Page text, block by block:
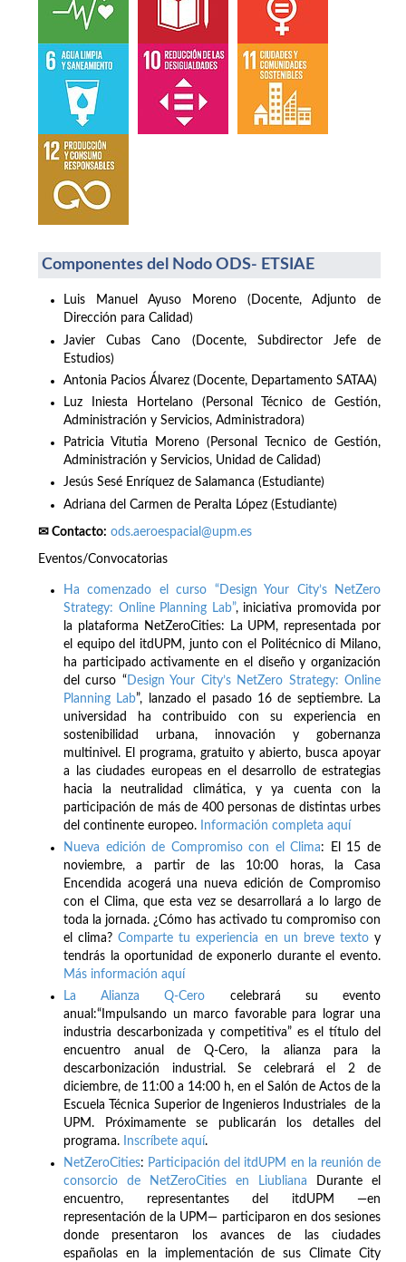
Componentes del Nodo ODS- ETSIAE
Luis Manuel Ayuso Moreno (Docente, Adjunto de
Dirección para Calidad)
Javier Cubas Cano (Docente, Subdirector Jefe de
Estudios)
Antonia Pacios Álvarez (Docente, Departamento SATAA)
Luz Iniesta Hortelano (Personal Técnico de Gestión,
Administración y Servicios, Administradora)
Patricia Vitutia Moreno (Personal Tecnico de Gestión,
Administración y Servicios, Unidad de Calidad)
Jesús Sesé Enríquez de Salamanca (Estudiante)
Adriana del Carmen de Peralta López (Estudiante)
✉ Contacto: ods.aeroespacial@upm.es
Eventos/Convocatorias
Ha comenzado el curso “Design Your City’s NetZero
Strategy: Online Planning Lab”, iniciativa promovida por
la plataforma NetZeroCities: La UPM, representada por
el equipo del itdUPM, junto con el Politécnico di Milano,
ha participado activamente en el diseño y organización
del curso “Design Your City’s NetZero Strategy: Online
Planning Lab”, lanzado el pasado 16 de septiembre. La
universidad ha contribuido con su experiencia en
sostenibilidad urbana, innovación y gobernanza
multinivel. El programa, gratuito y abierto, busca apoyar
a las ciudades europeas en el desarrollo de estrategias
hacia la neutralidad climática, y ya cuenta con la
participación de más de 400 personas de distintas urbes
del continente europeo.
Información completa aquí
Nueva edición de Compromiso con el Clima: El 15 de
noviembre, a partir de las 10:00 horas, la Casa
Encendida acogerá una nueva edición de Compromiso
con el Clima, que esta vez se desarrollará a lo largo de
toda la jornada. ¿Cómo has activado tu compromiso con
el clima?Comparte tu experiencia en un breve textoy
tendrás la oportunidad de exponerlo durante el evento.
Más información aquí
La Alianza Q-Cero celebrará su evento
anual:“Impulsando un marco favorable para lograr una
industria descarbonizada y competitiva” es el título del
encuentro anual de Q-Cero, la alianza para la
descarbonización industrial. Se celebrará el 2 de
diciembre, de 11:00 a 14:00 h, en el Salón de Actos de la
Escuela Técnica Superior de Ingenieros Industriales de la
UPM. Próximamente se publicarán los detalles del
programa.
Inscríbete aquí.
NetZeroCities: Participación del itdUPM en la reunión de
consorcio de NetZeroCities en Liubliana Durante el
encuentro, representantes del itdUPM —en
representación de la UPM— participaron en dos sesiones
donde presentaron los avances de las ciudades
españolas en la implementación de sus Climate City